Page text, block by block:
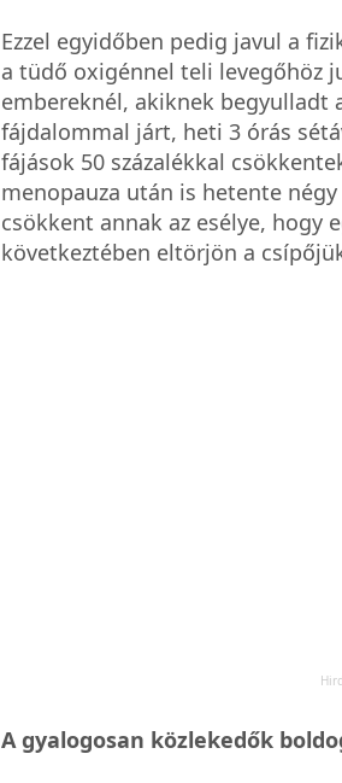
Ezzel egyidőben pedig javul a
a tüdő oxigénnel teli levegőhöz
embereknél, akiknek begyulladt
fájdalommal járt, heti 3 órás
fájások 50 százalékkal
menopauza után is hetente
csökkent annak az esélye, hogy
következtében eltörjön a
A gyalogosan közlekedők